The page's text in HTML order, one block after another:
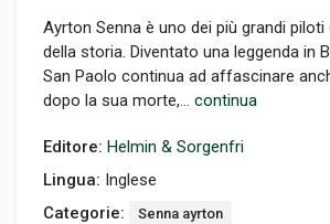
Ayrton Senna è uno dei più grandi piloti
della storia. Diventato una leggenda in
San Paolo continua ad affascinare
dopo la sua morte,... continua
Editore: Helmin & Sorgenfri
Lingua: Inglese
Categorie:
Senna ayrton